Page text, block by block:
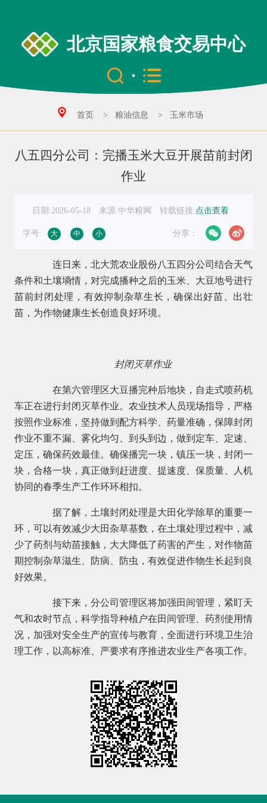
北京国家粮食交易中心
首页 > 粮油信息 > 玉米市场
八五四分公司：完播玉米大豆开展苗前封闭
作业
日期:2026-05-18 来源:中华粮网 转载链接:点击查看
字号: 大 中 小 分享：
连日来，北大荒农业股份八五四分公司结合天气
条件和土壤墒情，对完成播种之后的玉米、大豆地号进行
苗前封闭处理，有效抑制杂草生长，确保出好苗、出壮
苗，为作物健康生长创造良好环境。
封闭灭草作业
在第六管理区大豆播完种后地块，自走式喷药机
车正在进行封闭灭草作业。农业技术人员现场指导，严格
按照作业标准，坚持做到配方科学、药量准确，保障封闭
作业不重不漏、雾化均匀、到头到边，做到定车、定速、
定压，确保药效最佳。确保播完一块，镇压一块，封闭一
块，合格一块，真正做到赶进度、提速度、保质量、人机
协同的春季生产工作环环相扣。
据了解，土壤封闭处理是大田化学除草的重要一
环，可以有效减少大田杂草基数，在土壤处理过程中，减
少了药剂与幼苗接触，大大降低了药害的产生，对作物苗
期控制杂草滋生、防病、防虫，有效促进作物生长起到良
好效果。
接下来，分公司管理区将加强田间管理，紧盯天
气和农时节点，科学指导种植户在田间管理、药剂使用情
况，加强对安全生产的宣传与教育，全面进行环境卫生治
理工作，以高标准、严要求有序推进农业生产各项工作。